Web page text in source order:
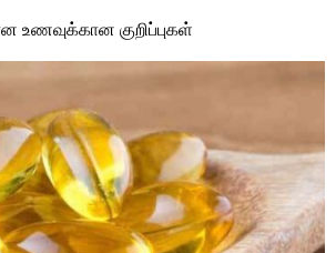
உணவுக்கான குறிப்புகள்